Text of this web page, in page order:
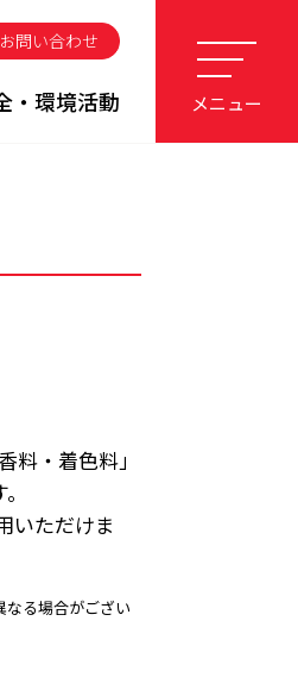
お問い合わせ
・環境活動 メニュー
料・着色料」
いただけま
る場合がござい